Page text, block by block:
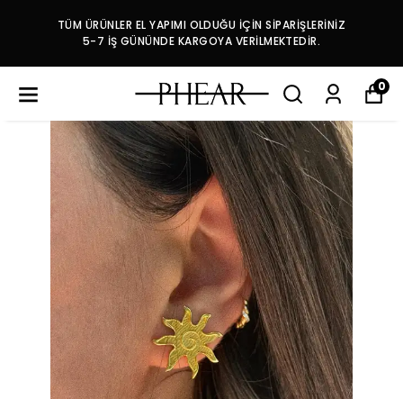
TÜM ÜRÜNLER EL YAPIMI OLDUĞU İÇİN SİPARİŞLERİNİZ
5-7 İŞ GÜNÜNDE KARGOYA VERİLMEKTEDİR.
0